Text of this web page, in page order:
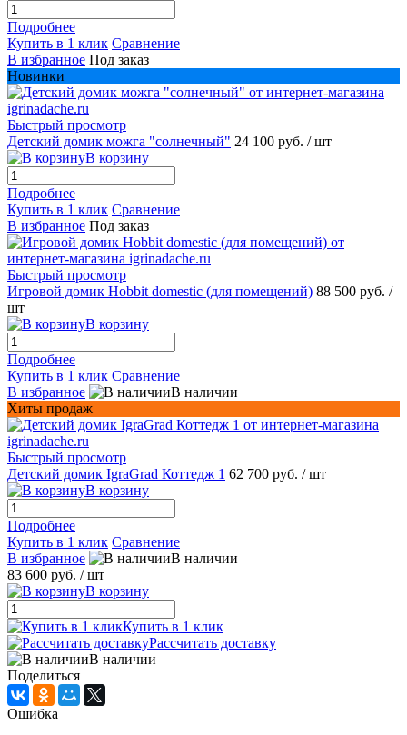
Подробнее
Купить в 1 клик Сравнение
В избранное Под заказ
Новинки
Быстрый просмотр
Детский домик можга "солнечный" 24 100 руб. / шт
В корзину
Подробнее
Купить в 1 клик Сравнение
В избранное Под заказ
Быстрый просмотр
Игровой домик Hobbit domestic (для помещений) 88 500 руб. /
шт
В корзину
Подробнее
Купить в 1 клик Сравнение
В избранное
В наличии
Хиты продаж
Быстрый просмотр
Детский домик IgraGrad Коттедж 1 62 700 руб. / шт
В корзину
Подробнее
Купить в 1 клик Сравнение
В избранное
В наличии
83 600 руб. / шт
В корзину
Купить в 1 клик
Рассчитать доставку
В наличии
Поделиться
Ошибка